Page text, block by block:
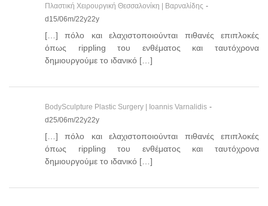
Πλαστική Χειρουργική Θεσσαλονίκη | Βαρναλίδης -
d15/06m/22y22y
[…] πόλο και ελαχιστοποιούνται πιθανές επιπλοκές
όπως rippling του ενθέματος και ταυτόχρονα
δημιουργούμε το ιδανικό […]
BodySculpture Plastic Surgery | Ioannis Varnalidis -
d25/06m/22y22y
[…] πόλο και ελαχιστοποιούνται πιθανές επιπλοκές
όπως rippling του ενθέματος και ταυτόχρονα
δημιουργούμε το ιδανικό […]